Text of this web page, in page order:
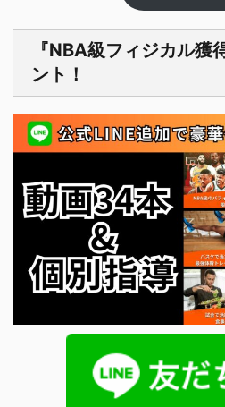
『NBA級フィジカル獲
ント！